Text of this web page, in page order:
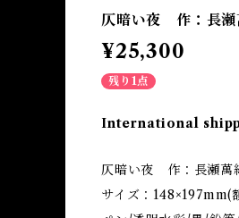
仄暗い夜 作：長瀬
¥25,300
残り1点
International
仄暗い夜 作：長瀬萬
サイズ：148×197mm(